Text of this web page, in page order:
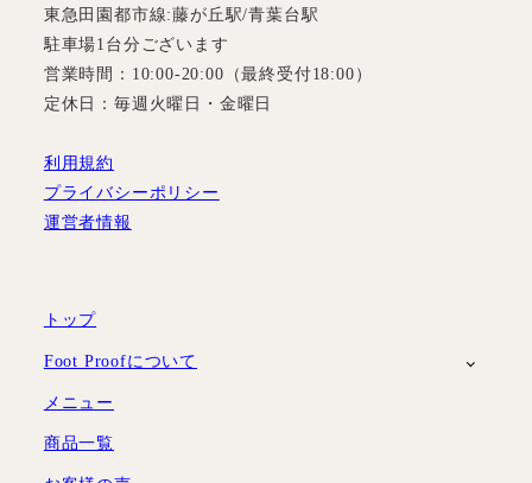
東急田園都市線:藤が丘駅/青葉台駅
駐車場1台分ございます
営業時間：10:00-20:00（最終受付18:00）
定休日：毎週火曜日・金曜日
利用規約
プライバシーポリシー
運営者情報
トップ
Foot Proofについて
メニュー
商品一覧